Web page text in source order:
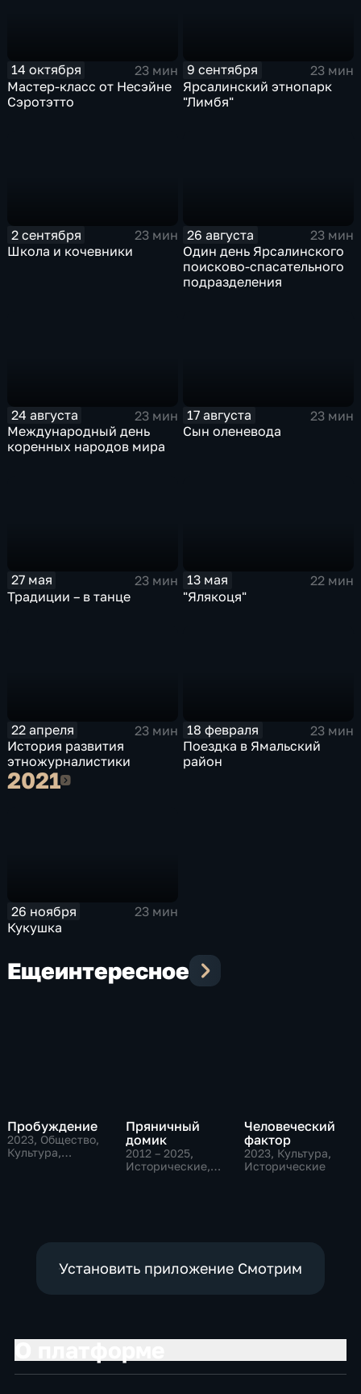
14 октября
23 мин
Мастер-класс от Несэйне
Сэротэтто
9 сентября
23 мин
Ярсалинский этнопарк
"Лимбя"
2 сентября
23 мин
Школа и кочевники
26 августа
23 мин
Один день Ярсалинского
поисково-спасательного
подразделения
24 августа
23 мин
Международный день
коренных народов мира
17 августа
23 мин
Сын оленевода
27 мая
23 мин
Традиции – в танце
13 мая
22 мин
"Ялякоця"
22 апреля
23 мин
История развития
этножурналистики
18 февраля
23 мин
Поездка в Ямальский
район
20212021
26 ноября
23 мин
Кукушка
Ещеинтересное
Пробуждение
2023, Общество,
Культура,
Пряничный
домик
2012 – 2025,
Исторические,
Человеческий
фактор
2023, Культура,
Исторические
Установить приложение Смотрим